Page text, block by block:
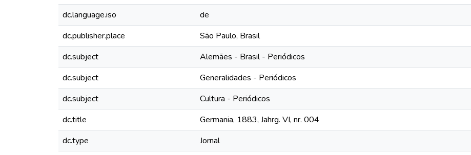
dc.language.iso
de
dc.publisher.place
São Paulo, Brasil
dc.subject
Alemães - Brasil - Periódicos
dc.subject
Generalidades - Periódicos
dc.subject
Cultura - Periódicos
dc.title
Germania, 1883, Jahrg. VI, nr. 004
dc.type
Jornal